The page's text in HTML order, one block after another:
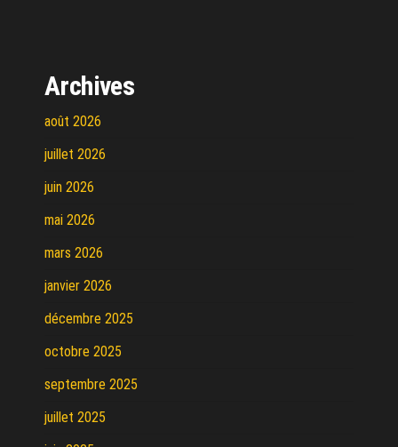
Archives
août 2026
juillet 2026
juin 2026
mai 2026
mars 2026
janvier 2026
décembre 2025
octobre 2025
septembre 2025
juillet 2025